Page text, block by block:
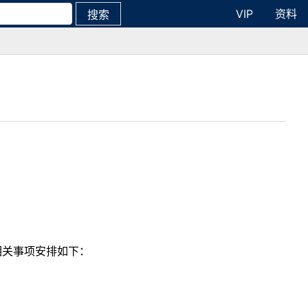
搜索 VIP 资料
事项安排如下：